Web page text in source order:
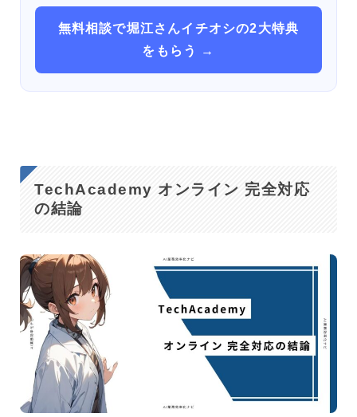
無料相談で堀江さんイチオシの2大特典
をもらう →
TechAcademy オンライン 完全対応
の結論